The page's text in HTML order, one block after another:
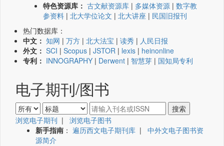
特色资源库： 古文献资源库 | 多媒体资源 | 数字教
参资料 | 北大学位论文 | 北大讲座 | 民国旧报刊
热门数据库：
中文： 知网 | 万方 | 北大法宝 | 读秀 | 人民日报
外文： SCI | Scopus | JSTOR | lexis | heinonline
专利： INNOGRAPHY | Derwent | 智慧芽 | 国知局专利
电子期刊/图书
浏览电子期刊 | 浏览电子图书
新手指南 ： 遍历西文电子期刊库 | 中外文电子图书资
源简介